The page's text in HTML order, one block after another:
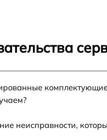
и
неисправности,